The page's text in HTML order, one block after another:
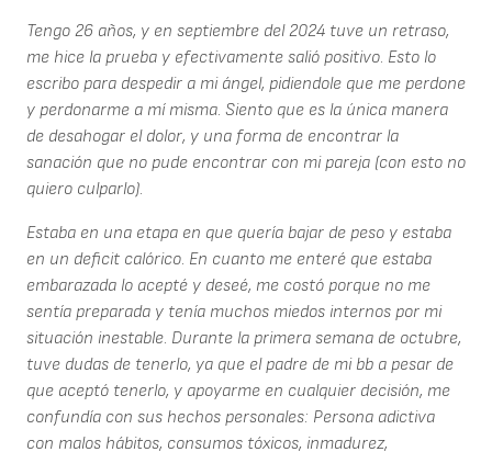
Tengo 26 años, y en septiembre del 2024 tuve un retraso,
me hice la prueba y efectivamente salió positivo. Esto lo
escribo para despedir a mi ángel, pidiendole que me perdone
y perdonarme a mí misma. Siento que es la única manera
de desahogar el dolor, y una forma de encontrar la
sanación que no pude encontrar con mi pareja (con esto no
quiero culparlo).
Estaba en una etapa en que quería bajar de peso y estaba
en un deficit calórico. En cuanto me enteré que estaba
embarazada lo acepté y deseé, me costó porque no me
sentía preparada y tenía muchos miedos internos por mi
situación inestable. Durante la primera semana de octubre,
tuve dudas de tenerlo, ya que el padre de mi bb a pesar de
que aceptó tenerlo, y apoyarme en cualquier decisión, me
confundía con sus hechos personales: Persona adictiva
con malos hábitos, consumos tóxicos, inmadurez,